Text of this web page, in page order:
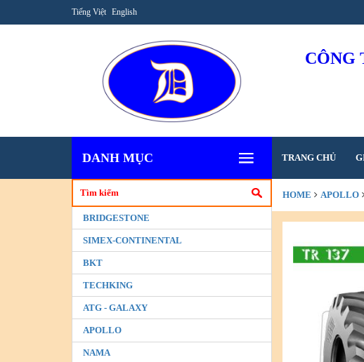
Tiếng Việt English
CÔNG
DANH MỤC TRANG CHỦ
BRIDGESTONE
SIMEX-CONTINENTAL
BKT
TECHKING
ATG - GALAXY
APOLLO
NAMA
HOME APOLLO